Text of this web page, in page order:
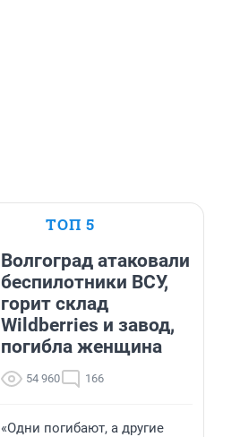
ТОП 5
Волгоград атаковали
беспилотники ВСУ,
горит склад
Wildberries и завод,
погибла женщина
54 960 166
«Одни погибают, а другие